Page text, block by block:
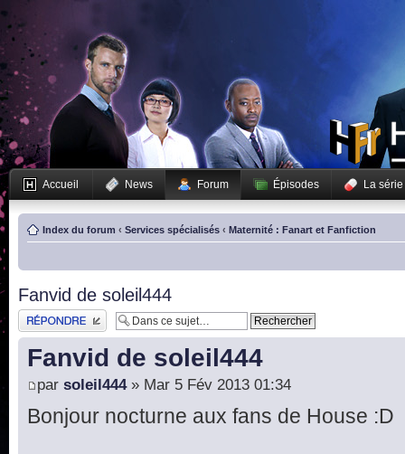
Accueil News Forum Épisodes La série
Index du forum ‹ Services spécialisés ‹ Maternité : Fanart et Fanfiction
Fanvid de soleil444
Publier une réponse
Fanvid de soleil444
par soleil444» Mar 5 Fév 2013 01:34
Bonjour nocturne aux fans de House :D